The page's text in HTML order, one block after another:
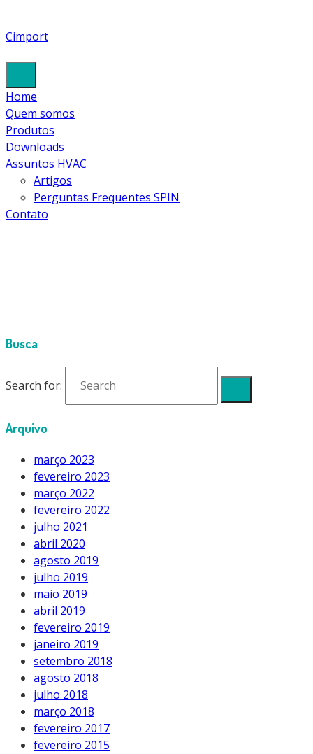
Cimport
Home
Quem somos
Produtos
Downloads
Assuntos HVAC
Artigos
Perguntas Frequentes SPIN
Contato
IMG_1663-2
DOBRADOR UM
A MENOS
Cimport
Busca
Search for:
Arquivo
março 2023
fevereiro 2023
março 2022
fevereiro 2022
julho 2021
abril 2020
agosto 2019
julho 2019
maio 2019
abril 2019
fevereiro 2019
janeiro 2019
setembro 2018
agosto 2018
julho 2018
março 2018
fevereiro 2017
fevereiro 2015